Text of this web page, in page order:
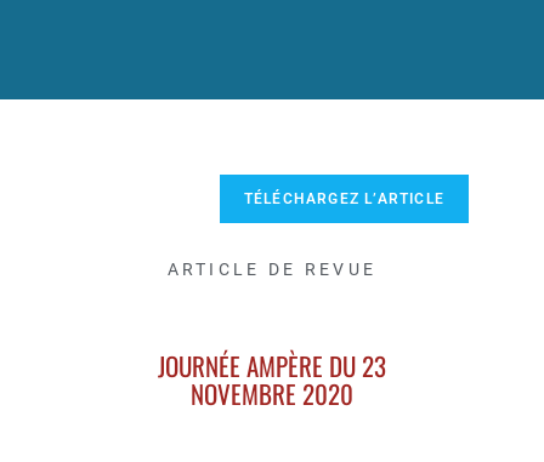
TÉLÉCHARGEZ L’ARTICLE
ARTICLE DE REVUE
JOURNÉE AMPÈRE DU 23
NOVEMBRE 2020